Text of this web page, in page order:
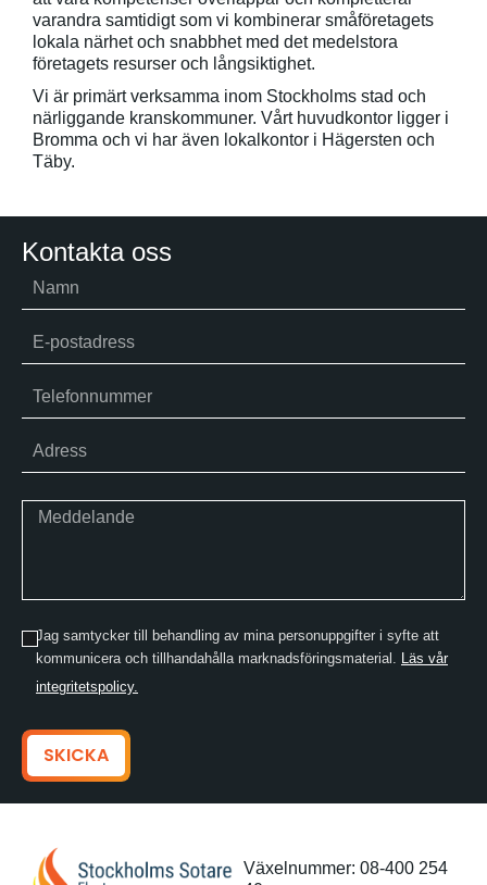
Kontakta oss
Jag samtycker till behandling av mina personuppgifter i syfte att
kommunicera och tillhandahålla marknadsföringsmaterial. Läs vår
integritetspolicy.
SKICKA
varandra samtidigt som vi kombinerar småföretagets
lokala närhet och snabbhet med det medelstora
företagets resurser och långsiktighet.
Vi är primärt verksamma inom Stockholms stad och
närliggande kranskommuner. Vårt huvudkontor ligger i
Bromma och vi har även lokalkontor i Hägersten och
Täby.
Växelnummer: 08-400 254